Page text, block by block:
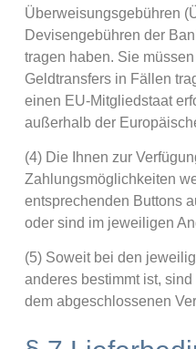
Überweisungsgebühren
Devisengebühren der
tragen haben. Sie
Geldtransfers in Fällen
einen EU-Mitgliedstaat
außerhalb der
(4) Die Ihnen zur
Zahlungsmöglichkeiten
entsprechenden Buttons
oder sind im jeweiligen
(5) Soweit bei den
anderes bestimmt ist,
dem abgeschlossenen